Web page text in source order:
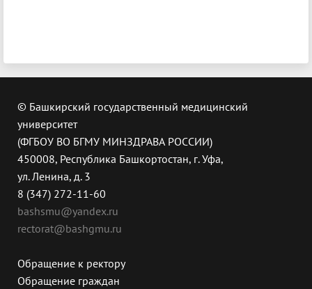
© Башкирский государственный медицинский
университет
(ФГБОУ ВО БГМУ МИНЗДРАВА РОССИИ)
450008, Республика Башкортостан, г. Уфа,
ул. Ленина, д. 3
8 (347) 272-11-60
bashsmu@yandex.ru
rectorat@bashgmu.ru
Обращение к ректору
Обращение граждан